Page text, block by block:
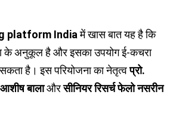
platform Indiaमें खास बात यह है कि
के अनुकूल है और इसका उपयोग ई-कचरा
सकता है। इस परियोजना का नेतृत्वप्रो.
बालाऔरसीनियर रिसर्च फेलो नसरीन